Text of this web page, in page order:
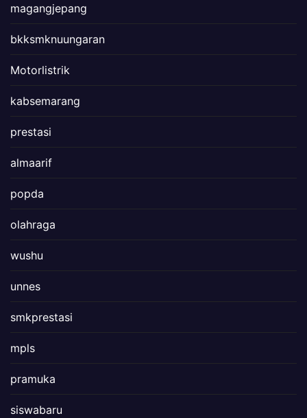
magangjepang
bkksmknuungaran
Motorlistrik
kabsemarang
prestasi
almaarif
popda
olahraga
wushu
unnes
smkprestasi
mpls
pramuka
siswabaru